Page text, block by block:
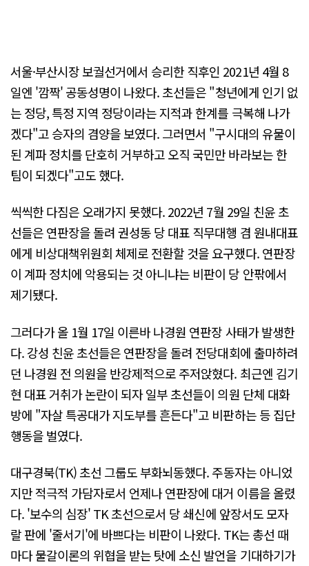
서울·부산시장 보궐선거에서 승리한 직후인 2021년 4월 8
일엔 '깜짝' 공동성명이 나왔다. 초선들은 "청년에게 인기 없
는 정당, 특정 지역 정당이라는 지적과 한계를 극복해 나가
겠다"고 승자의 겸양을 보였다. 그러면서 "구시대의 유물이
된 계파 정치를 단호히 거부하고 오직 국민만 바라보는 한
팀이 되겠다"고도 했다.
씩씩한 다짐은 오래가지 못했다. 2022년 7월 29일 친윤 초
선들은 연판장을 돌려 권성동 당 대표 직무대행 겸 원내대표
에게 비상대책위원회 체제로 전환할 것을 요구했다. 연판장
이 계파 정치에 악용되는 것 아니냐는 비판이 당 안팎에서
제기됐다.
그러다가 올 1월 17일 이른바 나경원 연판장 사태가 발생한
다. 강성 친윤 초선들은 연판장을 돌려 전당대회에 출마하려
던 나경원 전 의원을 반강제적으로 주저앉혔다. 최근엔 김기
현 대표 거취가 논란이 되자 일부 초선들이 의원 단체 대화
방에 "자살 특공대가 지도부를 흔든다"고 비판하는 등 집단
행동을 벌였다.
대구경북(TK) 초선 그룹도 부화뇌동했다. 주동자는 아니었
지만 적극적 가담자로서 언제나 연판장에 대거 이름을 올렸
다. '보수의 심장' TK 초선으로서 당 쇄신에 앞장서도 모자
랄 판에 '줄서기'에 바쁘다는 비판이 나왔다. TK는 총선 때
마다 물갈이론의 위협을 받는 탓에 소신 발언을 기대하기가